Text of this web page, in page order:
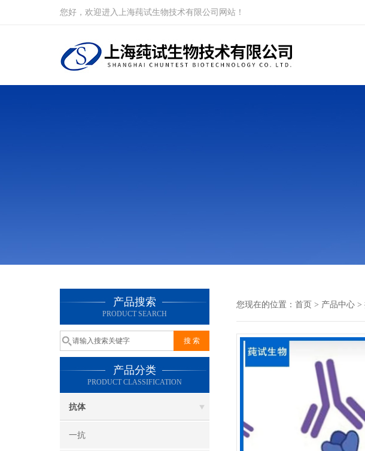
您好，欢迎进入上海莼试生物技术有限公司网站！
产品搜索
PRODUCT SEARCH
产品分类
PRODUCT CLASSIFICATION
抗体
一抗
您现在的位置： 首页 > 产品中心 >